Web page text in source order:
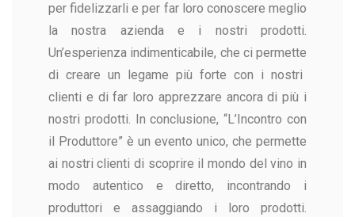
per fidelizzarli e per far loro conoscere meglio
la nostra azienda e i nostri prodotti.
Un’esperienza indimenticabile, che ci permette
di creare un legame più forte con i nostri
clienti e di far loro apprezzare ancora di più i
nostri prodotti.
In conclusione, “L’Incontro con
il Produttore” è un evento unico, che permette
ai nostri clienti di scoprire il mondo del vino in
modo autentico e diretto, incontrando i
produttori e assaggiando i loro prodotti.